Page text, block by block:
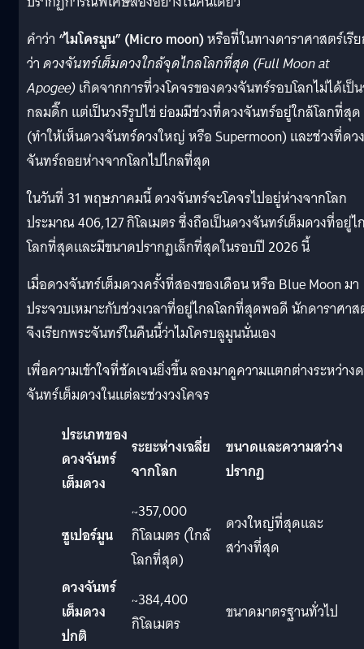
คำว่า “ไมโครมูน” (Micro moon)หรือที่ในทางดาราศาสตร์เรี
ว่าดวงจันทร์เต็มดวงใกล้จุดไกลโลกที่สุด (Full Moon at
Apogee)เกิดจากการที่วงโคจรของดวงจันทร์รอบโลกไม่ได้เป็
กลมดิ๊ก แต่เป็นวงรีรูปไข่ ย่อมมีช่วงที่ดวงจันทร์อยู่ใกล้โลกที่สุด
(ทำให้เห็นดวงจันทร์ดวงใหญ่ หรือ Supermoon) และช่วงที่ดวง
จันทร์ถอยห่างจากโลกไปไกลที่สุด
ในวันที่ 31 พฤษภาคมนี้ ดวงจันทร์จะโคจรไปอยู่ห่างจากโลก
ประมาณ 406,127 กิโลเมตร ซึ่งถือเป็นดวงจันทร์เต็มดวงที่อยู่ไ
โลกที่สุดและมีขนาดปรากฏเล็กที่สุดในรอบปี 2026 นี้
เมื่อดวงจันทร์เต็มดวงครั้งที่สองของเดือน หรือ Blue Moon มา
ประจวบเหมาะกับช่วงเวลาที่อยู่ไกลโลกที่สุดพอดี นักดาราศา
จึงเรียกพระจันทร์ในคืนนี้ว่าไมโครบลูมูนนั่นเอง
เพื่อความเข้าใจที่ชัดเจนยิ่งขึ้น ลองมาดูความแตกต่างระหว่าง
จันทร์เต็มดวงในแต่ละช่วงวงโคจร
ประเภทของ
ดวงจันทร์
เต็มดวง
ระยะห่างเฉลี่ย
จากโลก
ขนาดและความสว่าง
ปรากฏ
ซูเปอร์มูน
~357,000
กิโลเมตร (ใกล้
โลกที่สุด)
ดวงใหญ่ที่สุดและ
สว่างที่สุด
ดวงจันทร์
เต็มดวง
ปกติ
~384,400
กิโลเมตร
ขนาดมาตรฐานทั่วไป